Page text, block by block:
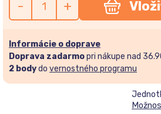
- +
Informácie o doprave
Doprava zadarmopri nákupe nad
2 bodydo vernostného programu